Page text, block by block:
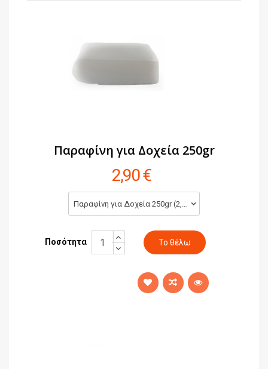
Παραφίνη για Δοχεία 250gr
2,90 €
Παραφίνη για Δοχεία 250gr (2,90 €)
Ποσότητα